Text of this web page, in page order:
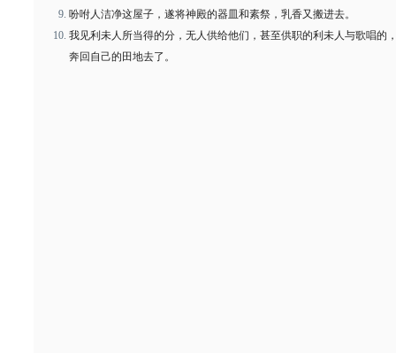
吩咐人洁净这屋子，遂将神殿的器皿和素祭，乳香又搬进去。
我见利未人所当得的分，无人供给他们，甚至供职的利未人与歌唱的
奔回自己的田地去了。